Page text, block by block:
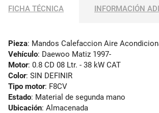
FICHA TÉCNICA INFORMACIÓN
Pieza: Mandos Calefaccion Aire
Vehículo: Daewoo Matiz 1997-
Motor: 0.8 CD 08 Ltr. - 38 kW CAT
Color: SIN DEFINIR
Tipo motor: F8CV
Estado: Material de segunda mano
Ubicación: Almacenada